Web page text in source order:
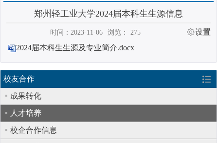
郑州轻工业大学2024届本科生生源信息
时间：2023-11-06 浏览： 275
设置
2024届本科生生源及专业简介.docx
校友合作
成果转化
人才培养
校企合作信息